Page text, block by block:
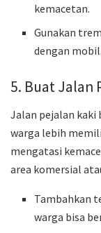
kemacetan.
Gunakan
dengan mobil.
5. Buat Jalan
Jalan pejalan kaki
warga lebih
mengatasi
area komersial
Tambahkan
warga bisa